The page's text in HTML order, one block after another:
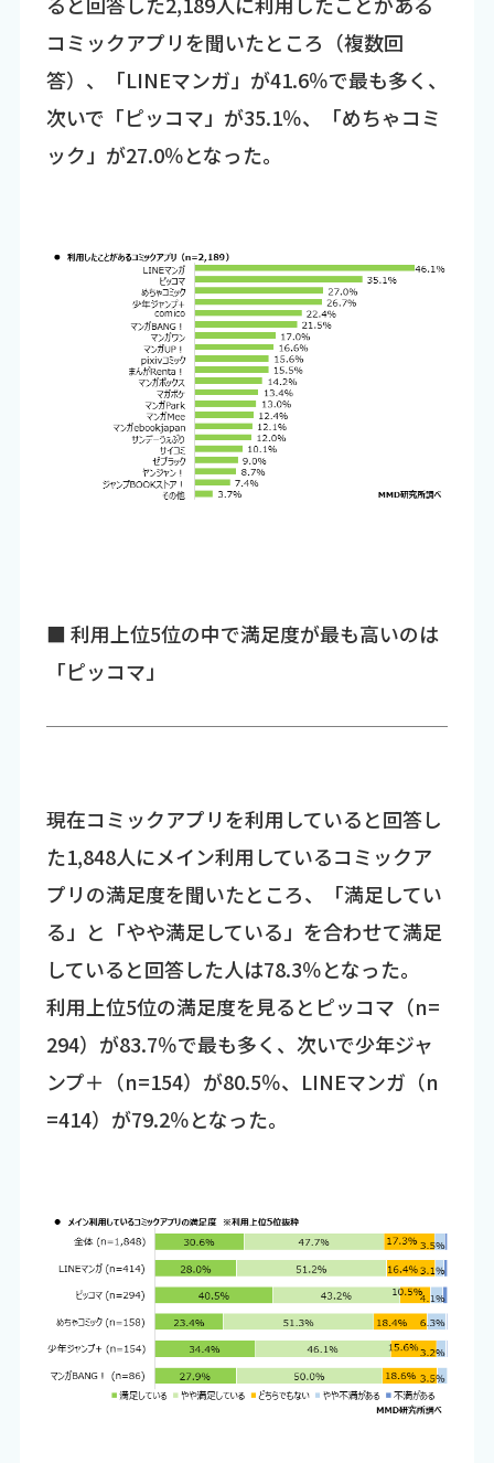
コミックアプリを聞いたところ（複数回
答）、「LINEマンガ」が41.6％で最も多く、
次いで「ピッコマ」が35.1％、「めちゃコミ
ック」が27.0％となった。
■ 利用上位5位の中で満足度が最も高いのは
「ピッコマ」
現在コミックアプリを利用していると回答し
た1,848人にメイン利用しているコミックア
プリの満足度を聞いたところ、「満足してい
る」と「やや満足している」を合わせて満足
していると回答した人は78.3％となった。
利用上位5位の満足度を見るとピッコマ（n=
294）が83.7％で最も多く、次いで少年ジャ
ンプ＋（n=154）が80.5％、LINEマンガ（n
=414）が79.2％となった。